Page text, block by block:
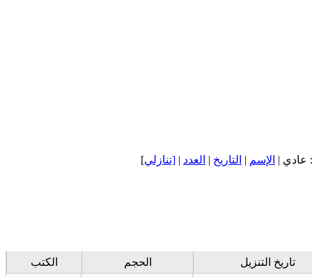
| الإسم | التاريخ | العدد | [تنازلي]
تاريخ التنزيل الحجم الكتب